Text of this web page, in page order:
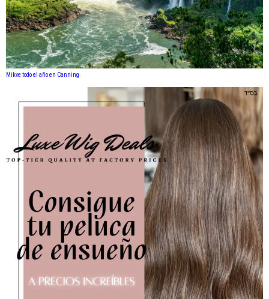
Mikve todo el año en Canning